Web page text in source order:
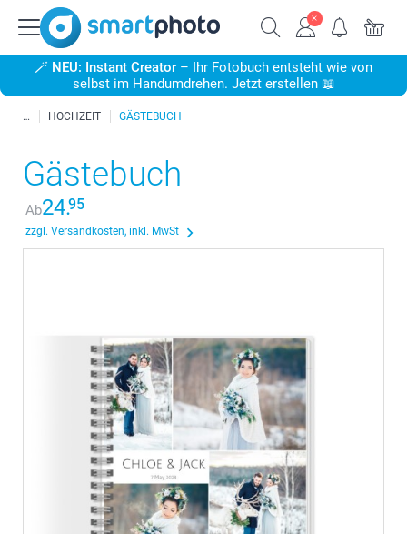
🪄 NEU: Instant Creator – Ihr Fotobuch entsteht wie von
selbst im Handumdrehen. Jetzt erstellen 📖
HOCHZEIT GÄSTEBUCH
Gästebuch
Ab24.95
zzgl. Versandkosten, inkl. MwSt